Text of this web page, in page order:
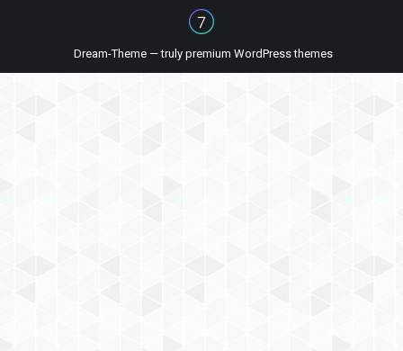
Dream-Theme — truly premium WordPress themes